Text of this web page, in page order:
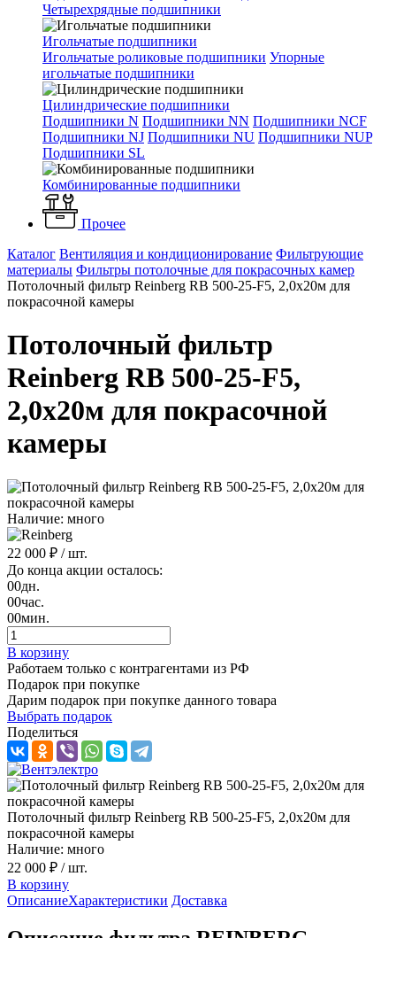
Четырехрядные подшипники
Игольчатые подшипники
Игольчатые роликовые подшипники Упорные
игольчатые подшипники
Цилиндрические подшипники
Подшипники N Подшипники NN Подшипники NCF
Подшипники NJ Подшипники NU Подшипники NUP
Подшипники SL
Комбинированные подшипники
Прочее
Каталог Вентиляция и кондиционирование Фильтрующие
материалы Фильтры потолочные для покрасочных камер
Потолочный фильтр Reinberg RB 500-25-F5, 2,0х20м для
покрасочной камеры
Потолочный фильтр
Reinberg RB 500-25-F5,
2,0х20м для покрасочной
камеры
Наличие: много
22 000 ₽ / шт.
До конца акции осталось:
00дн.
00час.
00мин.
В корзину
Работаем только с контрагентами из РФ
Подарок при покупке
Дарим подарок при покупке данного товара
Выбрать подарок
Поделиться
Потолочный фильтр Reinberg RB 500-25-F5, 2,0х20м для
покрасочной камеры
Наличие: много
22 000 ₽ / шт.
В корзину
ОписаниеХарактеристики Доставка
Описание фильтра REINBERG